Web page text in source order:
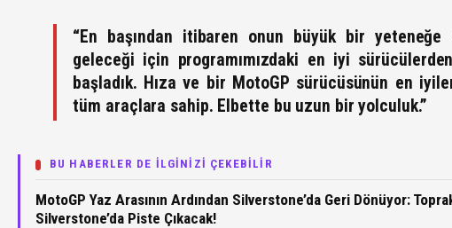
“En başından itibaren onun büyük bir yeteneğe
geleceği için programımızdaki en iyi
başladık. Hıza ve bir MotoGP sürücüsünün en
tüm araçlara sahip. Elbette bu uzun bir yolculuk.”
BU HABERLER DE İLGİNİZİ ÇEKEBİLİR
MotoGP Yaz Arasının Ardından Silverstone’da Geri Dönüyor:
Silverstone’da Piste Çıkacak!